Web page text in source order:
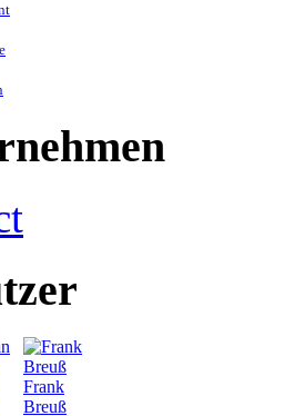
Frank
Breuß